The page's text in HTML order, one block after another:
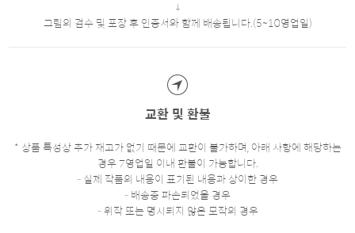
그림의 검수 및 포장 후 인증서와 함께 배송됩니다.(5~10영업일)
교환 및 환불
* 상품 특성상 추가 재고가 없기 때문에 교환이 불가하며, 아래 사항에 해당하는
경우 7영업일 이내 환불이 가능합니다.
- 실제 작품의 내용이 표기된 내용과 상이한 경우
- 배송중 파손되었을 경우
- 위작 또는 명시되지 않은 모작의 경우